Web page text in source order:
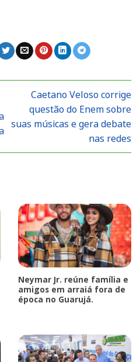
Caetano Veloso corrige
questão do Enem sobre
suas músicas e gera debate
nas redes
Neymar Jr. reúne família e
amigos em arraiá fora de
época no Guarujá.